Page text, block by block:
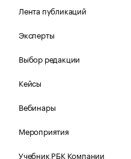
Лента публикаций
Эксперты
Выбор редакции
Кейсы
Вебинары
Мероприятия
Учебник РБК Компании